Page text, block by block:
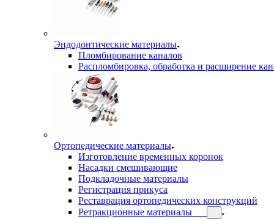
Эндодонтические материалы
Пломбирование каналов
Распломбировка, обработка и расширение
Ортопедические материалы
Изготовление временных коронок
Насадки смешивающие
Подкладочные материалы
Регистрация прикуса
Реставрация ортопедических конструкций
Ретракционные материалы